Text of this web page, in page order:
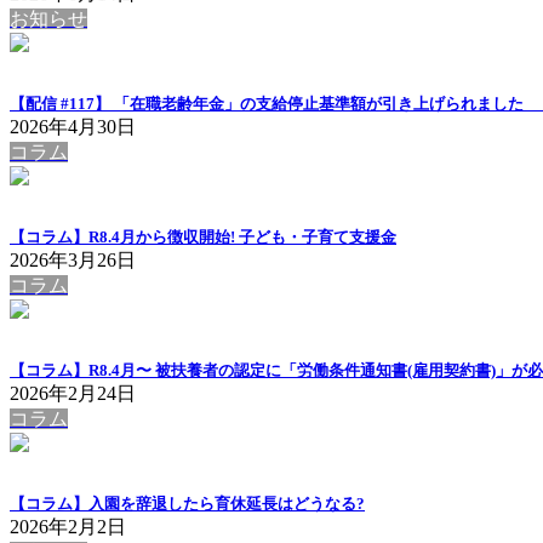
お知らせ
【配信 #117】 「在職老齢年金」の支給停止基準額が引き上げられまし
2026年4月30日
コラム
【コラム】R8.4月から徴収開始! 子ども・子育て支援金
2026年3月26日
コラム
【コラム】R8.4月〜 被扶養者の認定に「労働条件通知書(雇用契約書)」が
2026年2月24日
コラム
【コラム】入園を辞退したら育休延長はどうなる?
2026年2月2日